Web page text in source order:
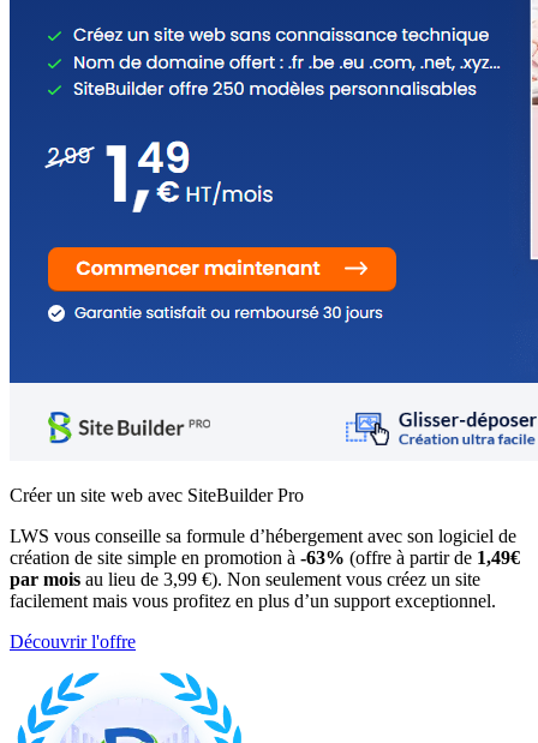
Créer un site web avec SiteBuilder Pro
LWS vous conseille sa formule d’hébergement avec son logiciel de
création de site simple en promotion à -63% (offre à partir de 1,49€
par mois au lieu de 3,99 €). Non seulement vous créez un site
facilement mais vous profitez en plus d’un support exceptionnel.
Découvrir l'offre